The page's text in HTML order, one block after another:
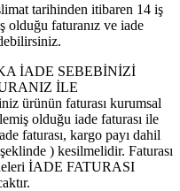
tarihinden itibaren 14 iş
olduğu faturanız ve iade
İADE SEBEBİNİZİ
İLE
ürünün faturası kurumsal
olduğu iade faturası ile
faturası, kargo payı dahil
) kesilmelidir. Faturası
İADE FATURASI